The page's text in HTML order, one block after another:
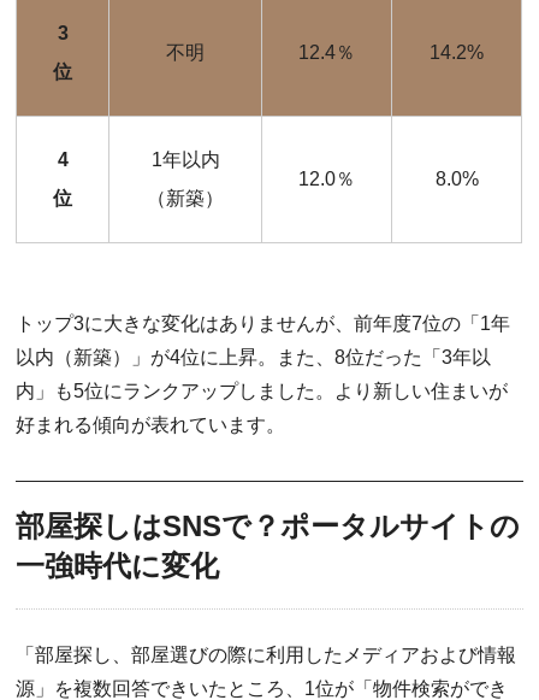
3
位
不明 12.4％ 14.2%
4
位
1年以内
（新築）
12.0％ 8.0%
トップ3に大きな変化はありませんが、前年度7位の「1年
以内（新築）」が4位に上昇。また、8位だった「3年以
内」も5位にランクアップしました。より新しい住まいが
好まれる傾向が表れています。
部屋探しはSNSで？ポータルサイトの
一強時代に変化
「部屋探し、部屋選びの際に利用したメディアおよび情報
源」を複数回答できいたところ、1位が「物件検索ができ